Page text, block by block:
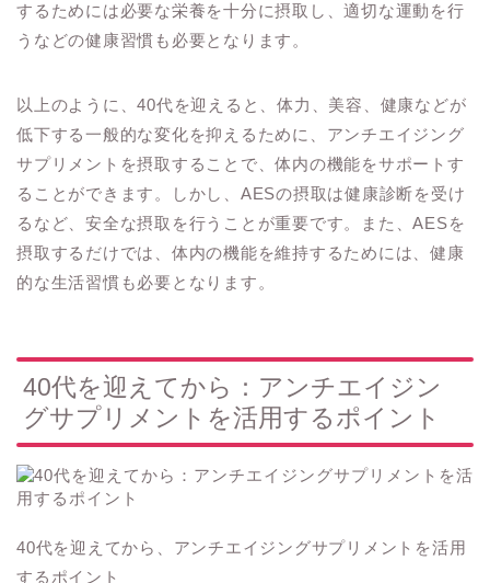
するためには必要な栄養を十分に摂取し、適切な運動を行
うなどの健康習慣も必要となります。
以上のように、40代を迎えると、体力、美容、健康などが
低下する一般的な変化を抑えるために、アンチエイジング
サプリメントを摂取することで、体内の機能をサポートす
ることができます。しかし、AESの摂取は健康診断を受け
るなど、安全な摂取を行うことが重要です。また、AESを
摂取するだけでは、体内の機能を維持するためには、健康
的な生活習慣も必要となります。
40代を迎えてから：アンチエイジン
グサプリメントを活用するポイント
40代を迎えてから、アンチエイジングサプリメントを活用
するポイント